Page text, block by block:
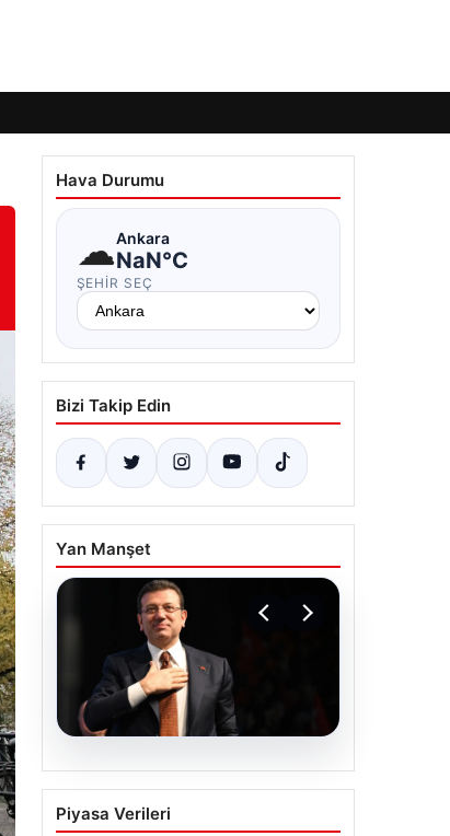
Hava Durumu
☁Ankara
NaN°C
ŞEHIR SEÇ
Bizi Takip Edin
Yan Manşet
06.08.2026
İBB Davası’nda yeni
gelişme: Tahliye kararı
Piyasa Verileri